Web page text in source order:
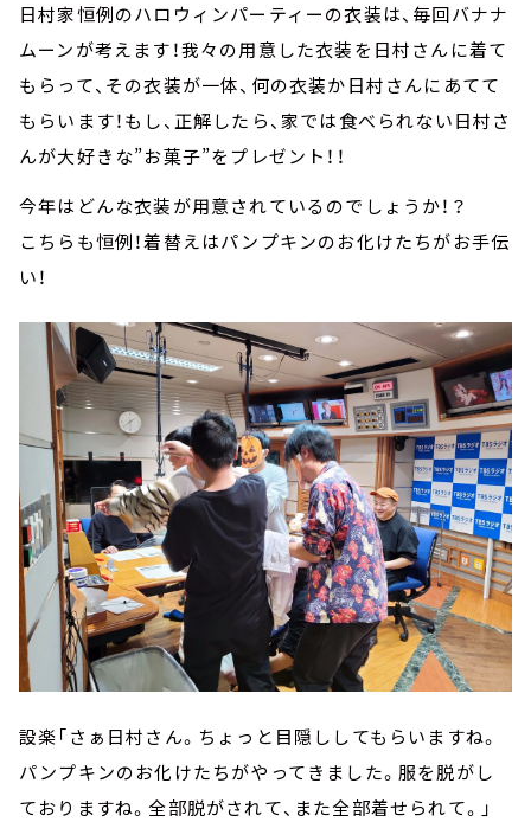
日村家恒例のハロウィンパーティーの衣装は、毎回バナナ
ムーンが考えます！我々の用意した衣装を日村さんに着て
もらって、その衣装が一体、何の衣装か日村さんにあてて
もらいます！もし、正解したら、家では食べられない日村さ
んが大好きな”お菓子”をプレゼント！！
今年はどんな衣装が用意されているのでしょうか！？
こちらも恒例！着替えはパンプキンのお化けたちがお手伝
い！
設楽「さぁ日村さん。ちょっと目隠ししてもらいますね。
パンプキンのお化けたちがやってきました。服を脱がし
ておりますね。全部脱がされて、また全部着せられて。」